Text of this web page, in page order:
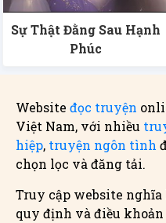
Sự Thật Đằng Sau Hạnh
Phúc
Website đọc truyện
Việt Nam, với nhiều
hiệp, truyện ngôn tình
chọn lọc và đăng tải.
Truy cập website nghĩa
quy định và điều